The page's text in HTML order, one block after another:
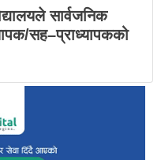
सार्वजनिक
सह–प्राध्यापकको